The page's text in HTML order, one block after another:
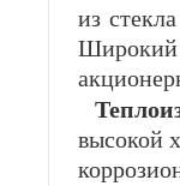
из стекла
Широкий
высокой